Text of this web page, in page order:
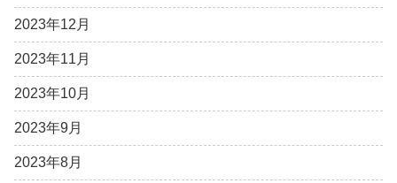
2023年12月
2023年11月
2023年10月
2023年9月
2023年8月